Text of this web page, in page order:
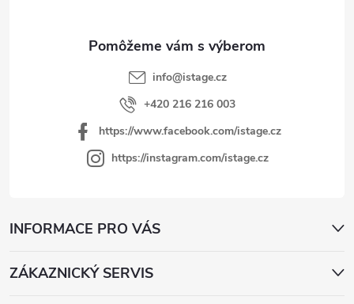
info@istage.cz
+420 216 216 003
https://www.facebook.com/istage.cz
https://instagram.com/istage.cz
INFORMACE PRO VÁS
ZÁKAZNICKÝ SERVIS